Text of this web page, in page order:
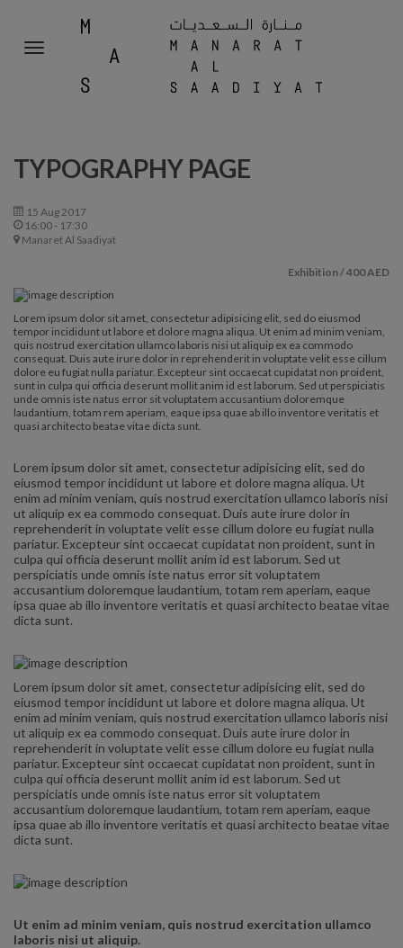
Toggle
TYPOGRAPHY PAGE
15 Aug 2017
16:00 - 17:30
Manaret Al Saadiyat
Exhibition / 400 AED
Lorem ipsum dolor sit amet, consectetur adipisicing elit, sed do eiusmod
tempor incididunt ut labore et dolore magna aliqua. Ut enim ad minim veniam,
quis nostrud exercitation ullamco laboris nisi ut aliquip ex ea commodo
consequat. Duis aute irure dolor in reprehenderit in voluptate velit esse cillum
dolore eu fugiat nulla pariatur. Excepteur sint occaecat cupidatat non proident,
sunt in culpa qui officia deserunt mollit anim id est laborum. Sed ut perspiciatis
unde omnis iste natus error sit voluptatem accusantium doloremque
laudantium, totam rem aperiam, eaque ipsa quae ab illo inventore veritatis et
quasi architecto beatae vitae dicta sunt.
Lorem ipsum dolor sit amet, consectetur adipisicing elit, sed do
eiusmod tempor incididunt ut labore et dolore magna aliqua. Ut
enim ad minim veniam, quis nostrud exercitation ullamco laboris nisi
ut aliquip ex ea commodo consequat. Duis aute irure dolor in
reprehenderit in voluptate velit esse cillum dolore eu fugiat nulla
pariatur. Excepteur sint occaecat cupidatat non proident, sunt in
culpa qui officia deserunt mollit anim id est laborum. Sed ut
perspiciatis unde omnis iste natus error sit voluptatem
accusantium doloremque laudantium, totam rem aperiam, eaque
ipsa quae ab illo inventore veritatis et quasi architecto beatae vitae
dicta sunt.
Lorem ipsum dolor sit amet, consectetur adipisicing elit, sed do
eiusmod tempor incididunt ut labore et dolore magna aliqua. Ut
enim ad minim veniam, quis nostrud exercitation ullamco laboris nisi
ut aliquip ex ea commodo consequat. Duis aute irure dolor in
reprehenderit in voluptate velit esse cillum dolore eu fugiat nulla
pariatur. Excepteur sint occaecat cupidatat non proident, sunt in
culpa qui officia deserunt mollit anim id est laborum. Sed ut
perspiciatis unde omnis iste natus error sit voluptatem
accusantium doloremque laudantium, totam rem aperiam, eaque
ipsa quae ab illo inventore veritatis et quasi architecto beatae vitae
dicta sunt.
Ut enim ad minim veniam, quis nostrud exercitation ullamco
laboris nisi ut aliquip.